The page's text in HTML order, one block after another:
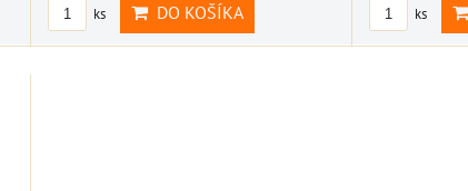
ks DO KOŠÍKA ks